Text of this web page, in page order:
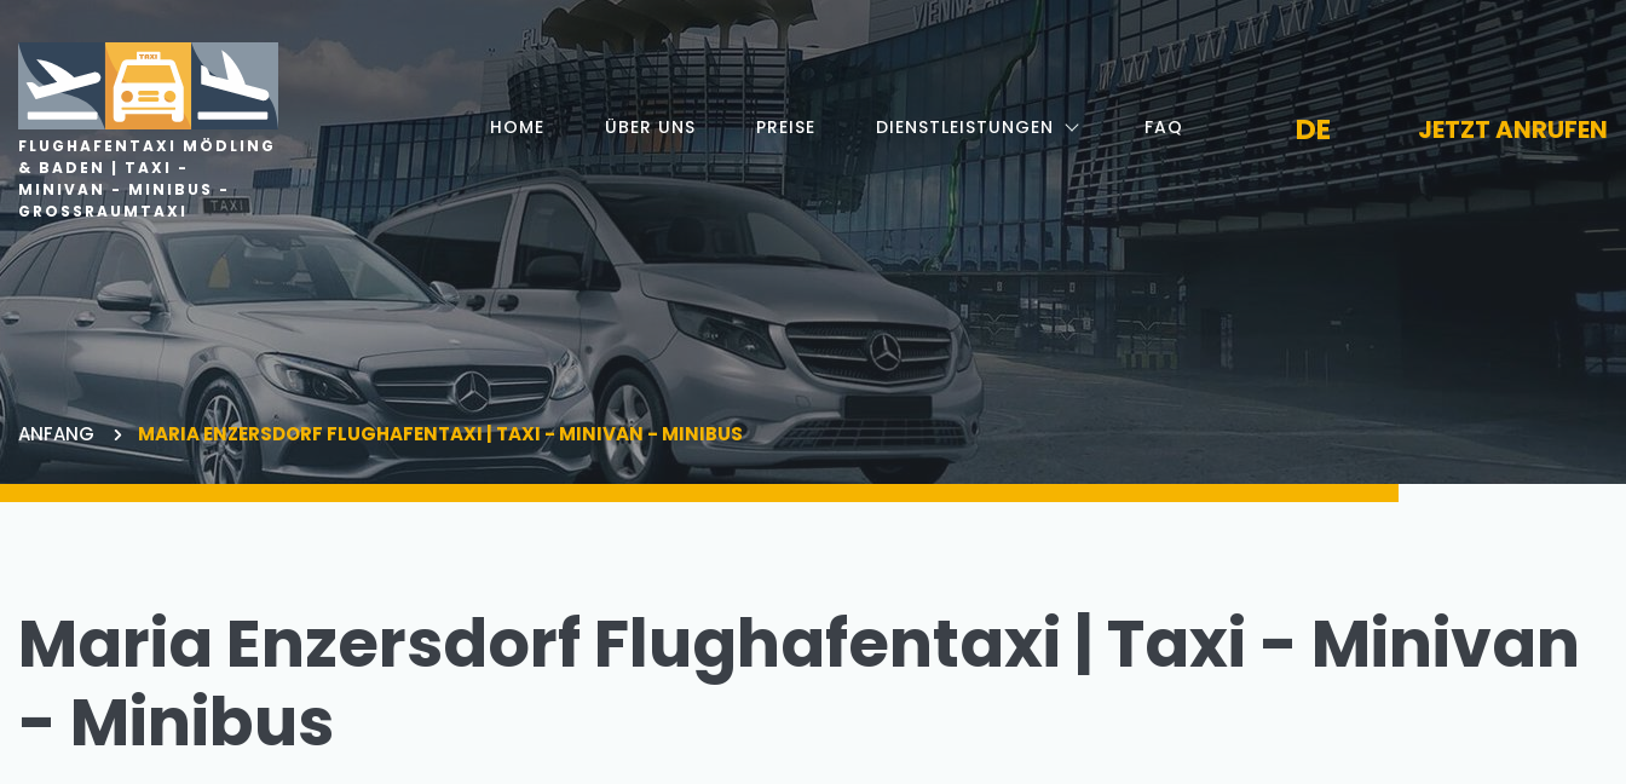
FLUGHAFENTAXI MÖDLING
& BADEN | TAXI -
MINIVAN - MINIBUS -
GROSSRAUMTAXI
HOME ÜBER UNS PREISE DIENSTLEISTUNGEN FAQ DE JETZT ANRUFEN
ANFANG MARIA ENZERSDORF FLUGHAFENTAXI | TAXI - MINIVAN - MINIBUS
Maria Enzersdorf Flughafentaxi | Taxi - Minivan
- Minibus